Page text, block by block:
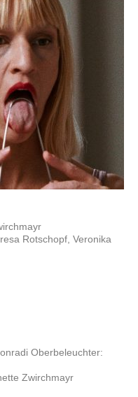
Rotschopf, Veronika
Oberbeleuchter:
Zwirchmayr